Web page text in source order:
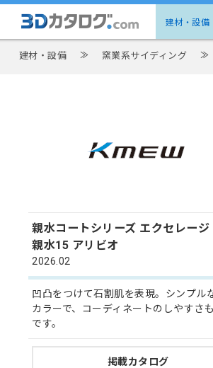
建材・設備
建材・設備 ≫ 窯業系サイディング ≫
親水コートシリーズ エクセレージ
親水15 アリビオ
2026.02
凹凸をつけて石割肌を表現。シンプル
カラーで、コーディネートのしやすさ
です。
掲載カタログ